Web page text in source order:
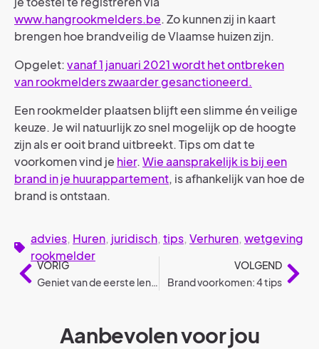
www.hangrookmelders.be. Zo kunnen zij in kaart
brengen hoe brandveilig de Vlaamse huizen zijn.
Opgelet:vanaf 1 januari 2021 wordt het ontbreken
van rookmelders zwaarder gesanctioneerd.
Een rookmelder plaatsen blijft een slimme én veilige
keuze. Je wil natuurlijk zo snel mogelijk op de hoogte
zijn als er ooit brand uitbreekt. Tips om dat te
voorkomen vind je hier.Wie aansprakelijk is bij een
brand in je huurappartement, is afhankelijk van hoe de
brand is ontstaan.
advies, Huren, juridisch,tips,Verhuren,wetgeving
rookmelder
VORIG
Geniet van de eerste lentedagen in jouw appartement
VOLGEND
Brand voorkomen: 4 tips
Aanbevolen voor jou